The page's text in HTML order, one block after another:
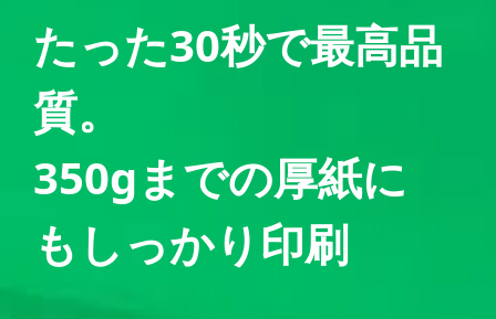
たった30秒で最高品
質。
350gまでの厚紙に
もしっかり印刷